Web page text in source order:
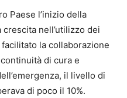
Paese l’inizio della
nell’utilizzo dei
la collaborazione
di cura e
il livello di
di poco il 10%.